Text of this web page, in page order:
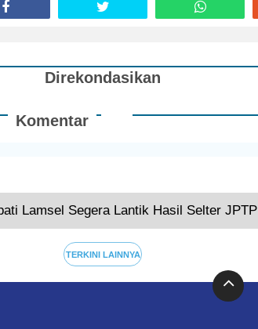
Direkondasikan
Komentar
Lamsel Segera Lantik Hasil Selter JPTP
Terkini
TERKINI LAINNYA